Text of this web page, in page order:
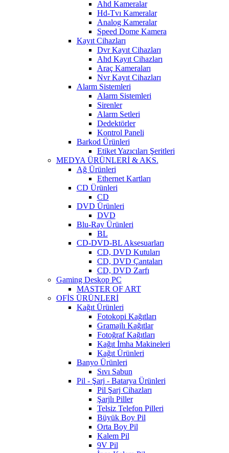
Ahd Kameralar
Hd-Tvı Kameralar
Analog Kameralar
Speed Dome Kamera
Kayıt Cihazları
Dvr Kayıt Cihazları
Ahd Kayıt Cihazları
Araç Kameraları
Nvr Kayıt Cihazları
Alarm Sistemleri
Alarm Sistemleri
Sirenler
Alarm Setleri
Dedektörler
Kontrol Paneli
Barkod Ürünleri
Etiket Yazıcıları Şeritleri
MEDYA ÜRÜNLERİ & AKS.
Ağ Ürünleri
Ethernet Kartları
CD Ürünleri
CD
DVD Ürünleri
DVD
Blu-Ray Ürünleri
BL
CD-DVD-BL Aksesuarları
CD, DVD Kutuları
CD, DVD Çantaları
CD, DVD Zarfı
Gaming Deskop PC
MASTER OF ART
OFİS ÜRÜNLERİ
Kağıt Ürünleri
Fotokopi Kağıtları
Gramajlı Kağıtlar
Fotoğraf Kağıtları
Kağıt İmha Makineleri
Kağıt Ürünleri
Banyo Ürünleri
Sıvı Sabun
Pil - Şarj - Batarya Ürünleri
Pil Şarj Cihazları
Şarjlı Piller
Telsiz Telefon Pilleri
Büyük Boy Pil
Orta Boy Pil
Kalem Pil
9V Pil